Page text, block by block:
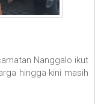
Nanggalo ikut
hingga kini masih